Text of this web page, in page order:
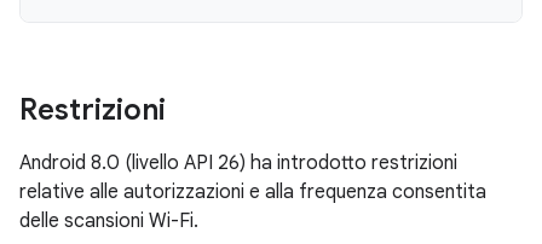
Restrizioni
Android 8.0 (livello API 26) ha introdotto restrizioni
relative alle autorizzazioni e alla frequenza consentita
delle scansioni Wi-Fi.